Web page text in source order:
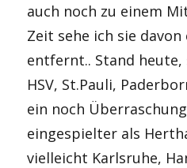
auch noch zu einem
Zeit sehe ich sie
entfernt.. Stand
HSV, St.Pauli,
ein noch
eingespielter als
vielleicht Karlsruhe,